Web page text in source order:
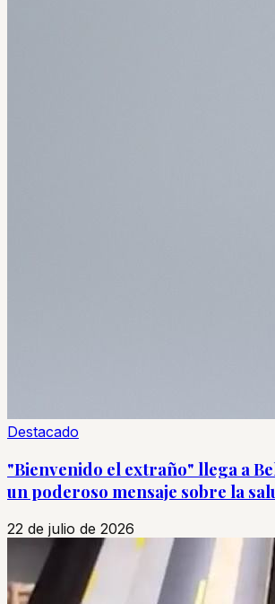
Destacado
"Bienvenido el extraño" llega a
un poderoso mensaje sobre la
22 de julio de 2026